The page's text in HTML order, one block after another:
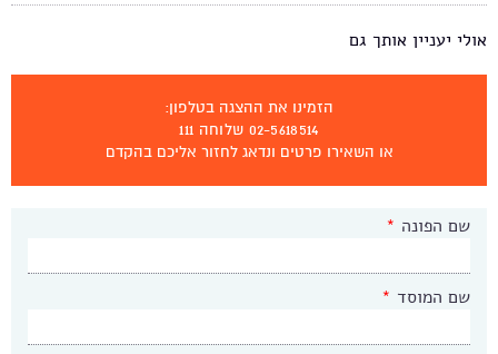
הזמינו את ההצגה בטלפון:
02-5618514 שלוחה 111
או השאירו פרטים ונדאג לחזור אליכם בהקדם
שם הפונה *
שם המוסד *
אולי יעניין אותך גם